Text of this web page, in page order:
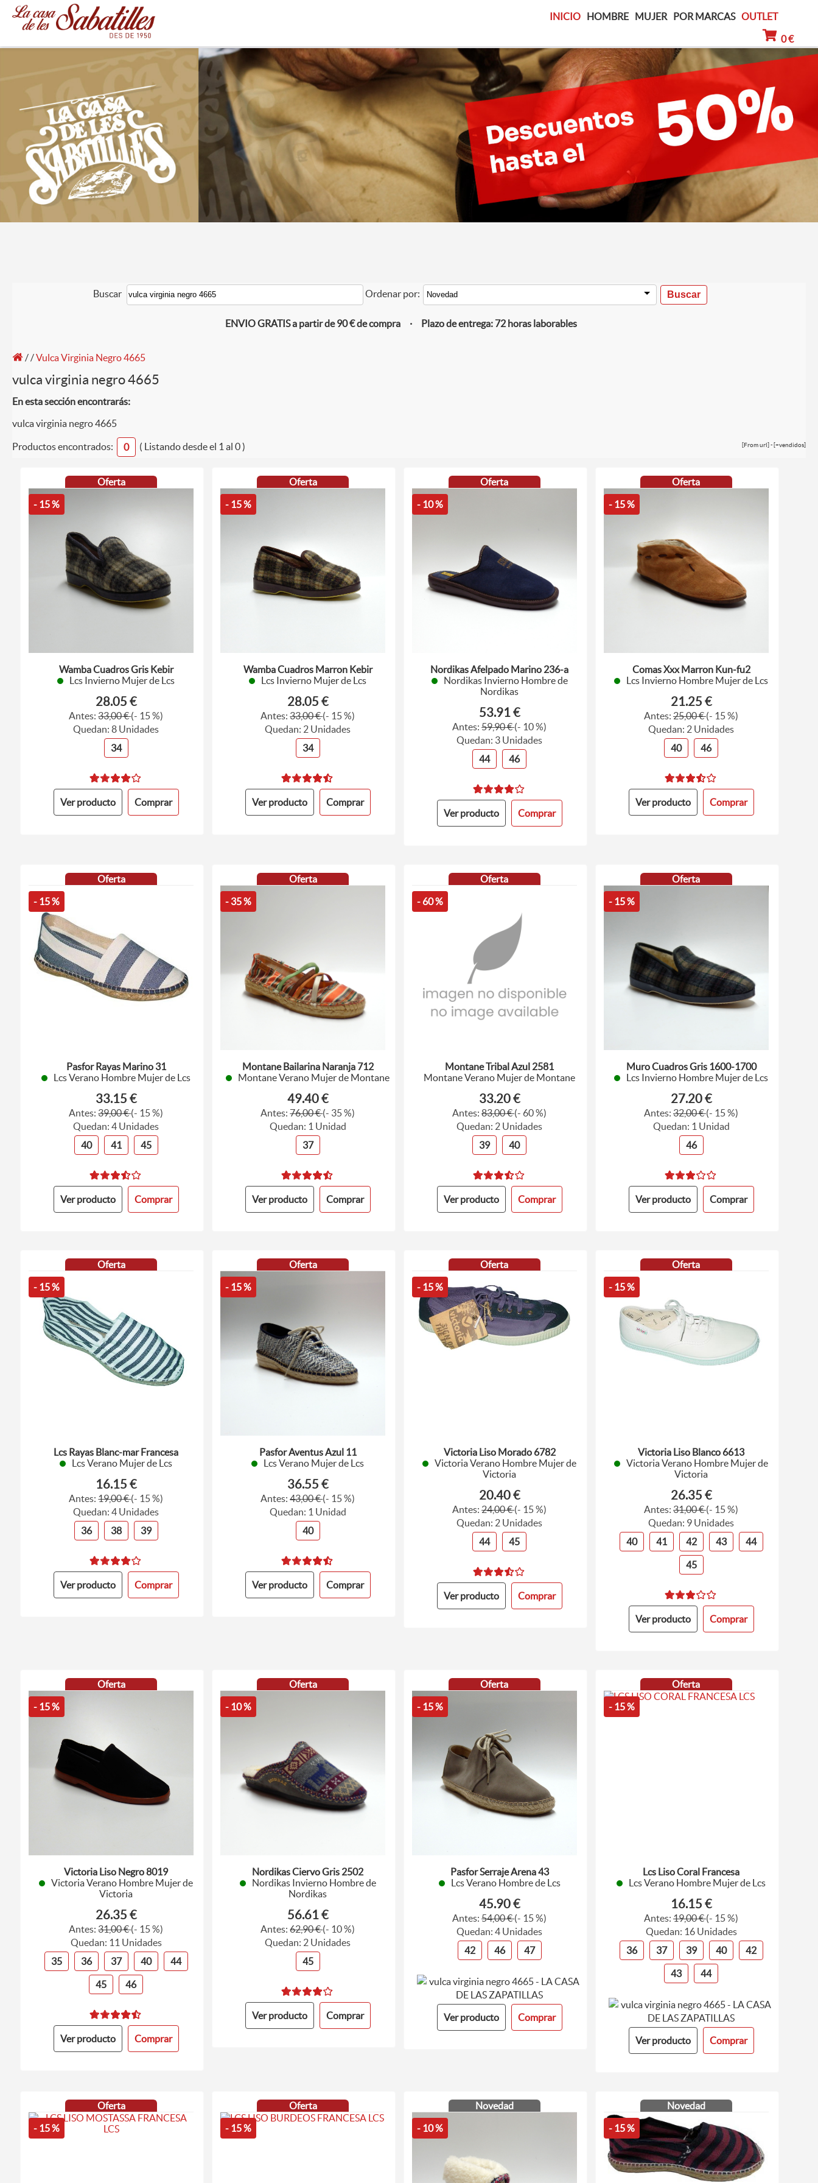
INICIO HOMBRE MUJER POR MARCAS OUTLET
0 €
Buscar Ordenar por:
ENVIO GRATIS a partir de 90 € de compra · Plazo de entrega: 72 horas laborables
//Vulca Virginia Negro 4665
vulca virginia negro 4665
En esta sección encontrarás:
vulca virginia negro 4665
[From url] - [+vendidos]
Productos encontrados: 0 ( Listando desde el 1 al 0 )
Oferta
- 15 %
Wamba Cuadros Gris Kebir
Lcs Invierno Mujer de Lcs
28.05 €
Antes:33,00 €(- 15 %)
Quedan: 8 Unidades
34
Ver producto Comprar
Oferta
- 15 %
Wamba Cuadros Marron Kebir
Lcs Invierno Mujer de Lcs
28.05 €
Antes:33,00 €(- 15 %)
Quedan: 2 Unidades
34
Ver producto Comprar
Oferta
- 10 %
Nordikas Afelpado Marino 236-a
Nordikas Invierno Hombre de
Nordikas
53.91 €
Antes:59,90 €(- 10 %)
Quedan: 3 Unidades
44
46
Ver producto Comprar
Oferta
- 15 %
Comas Xxx Marron Kun-fu2
Lcs Invierno Hombre Mujer de Lcs
21.25 €
Antes: 25,00 €(- 15 %)
Quedan: 2 Unidades
40
46
Ver producto Comprar
Oferta
- 15 %
Pasfor Rayas Marino 31
Lcs Verano Hombre Mujer de Lcs
33.15 €
Antes:39,00 €(- 15 %)
Quedan: 4 Unidades
40
41 45
Ver producto Comprar
Oferta
- 35 %
Montane Bailarina Naranja 712
Montane Verano Mujer de Montane
49.40 €
Antes:76,00 €(- 35 %)
Quedan: 1 Unidad
37
Ver producto Comprar
Oferta
- 60 %
Montane Tribal Azul 2581
Montane Verano Mujer de Montane
33.20 €
Antes:83,00 €(- 60 %)
Quedan: 2 Unidades
39
40
Ver producto Comprar
Oferta
- 15 %
Muro Cuadros Gris 1600-1700
Lcs Invierno Hombre Mujer de Lcs
27.20 €
Antes: 32,00 €(- 15 %)
Quedan: 1 Unidad
46
Ver producto Comprar
Oferta
- 15 %
Lcs Rayas Blanc-mar Francesa
Lcs Verano Mujer de Lcs
16.15 €
Antes:19,00 €(- 15 %)
Quedan: 4 Unidades
36
38 39
Ver producto Comprar
Oferta
- 15 %
Pasfor Aventus Azul 11
Lcs Verano Mujer de Lcs
36.55 €
Antes:43,00 €(- 15 %)
Quedan: 1 Unidad
40
Ver producto Comprar
Oferta
- 15 %
Victoria Liso Morado 6782
Victoria Verano Hombre Mujer de
Victoria
20.40 €
Antes:24,00 €(- 15 %)
Quedan: 2 Unidades
44
45
Ver producto Comprar
Oferta
- 15 %
Victoria Liso Blanco 6613
Victoria Verano Hombre Mujer de
Victoria
26.35 €
Antes: 31,00 €(- 15 %)
Quedan: 9 Unidades
40
41 42 43 44
45
Ver producto Comprar
Oferta
- 15 %
Victoria Liso Negro 8019
Victoria Verano Hombre Mujer de
Victoria
26.35 €
Antes:31,00 €(- 15 %)
Quedan: 11 Unidades
35
36 37 40 44
45 46
Ver producto Comprar
Oferta
- 10 %
Nordikas Ciervo Gris 2502
Nordikas Invierno Hombre de
Nordikas
56.61 €
Antes:62,90 €(- 10 %)
Quedan: 2 Unidades
45
Ver producto Comprar
Oferta
- 15 %
Pasfor Serraje Arena 43
Lcs Verano Hombre de Lcs
45.90 €
Antes:54,00 €(- 15 %)
Quedan: 4 Unidades
42
46 47
Ver producto Comprar
Oferta
- 15 %
Lcs Liso Coral Francesa
Lcs Verano Hombre Mujer de Lcs
16.15 €
Antes: 19,00 €(- 15 %)
Quedan: 16 Unidades
36
37 39 40 42
43 44
Ver producto Comprar
Oferta
- 15 %
Oferta
- 15 %
Novedad
- 10 %
Novedad
- 15 %